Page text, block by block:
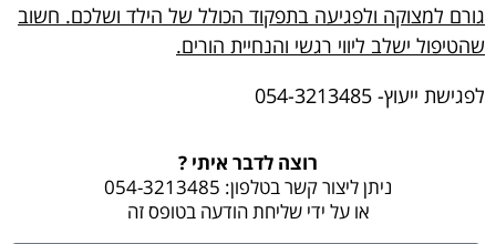
גורם למצוקה ולפגיעה בתפקוד הכולל של הילד ושלכם. חשוב
שהטיפול ישלב ליווי רגשי והנחיית הורים.
לפגישת ייעוץ- 054-3213485
רוצה לדבר איתי ?
ניתן ליצור קשר בטלפון: 054-3213485
או על ידי שליחת הודעה בטופס זה